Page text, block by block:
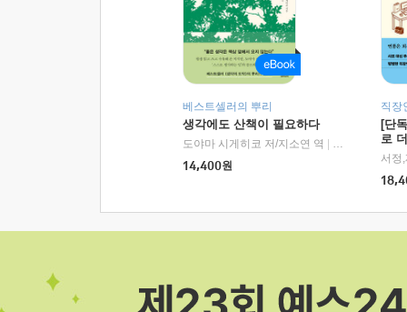
베스트셀러의 뿌리
생각에도 산책이 필요하다
도야마 시게히코 저/지소연 역
알에이치코리
14,400원
직장
[단
로